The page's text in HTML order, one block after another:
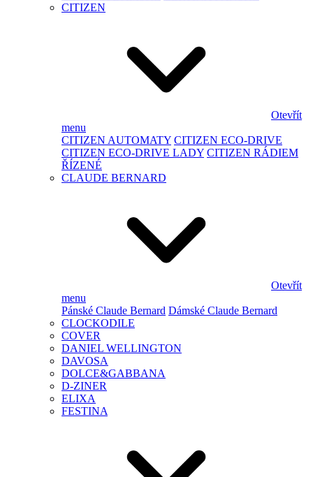
CITIZEN
Otevřít
menu
CITIZEN AUTOMATY CITIZEN ECO-DRIVE
CITIZEN ECO-DRIVE LADY CITIZEN RÁDIEM
ŘÍZENÉ
CLAUDE BERNARD
Otevřít
menu
Pánské Claude Bernard Dámské Claude Bernard
CLOCKODILE
COVER
DANIEL WELLINGTON
DAVOSA
DOLCE&GABBANA
D-ZINER
ELIXA
FESTINA